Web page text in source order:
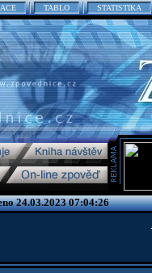
TABLO STATISTIKA
24.03.2023 07:04:26